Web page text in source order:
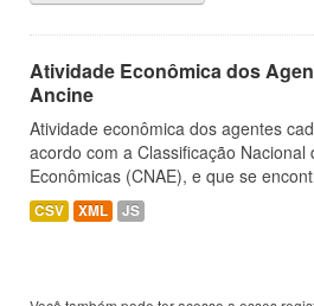
Atividade Econômica dos
Ancine
Atividade econômica dos agentes
acordo com a Classificação Nacional
Econômicas (CNAE), e que se
CSV XML JS